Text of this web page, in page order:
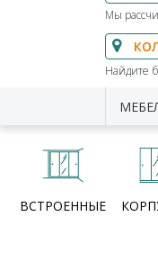
Мы
Найдите
ВСТРОЕННЫЕ